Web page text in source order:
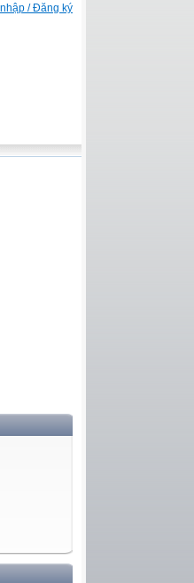
/ Đăng ký